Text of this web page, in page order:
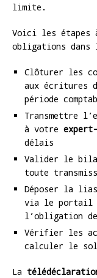
limite.
Voici les étapes
obligations
Clôturer les
aux écritures
période
Transmettre
à votre
délais
Valider le
toute
Déposer la
via le portail
l’obligation
Vérifier les
calculer le
La